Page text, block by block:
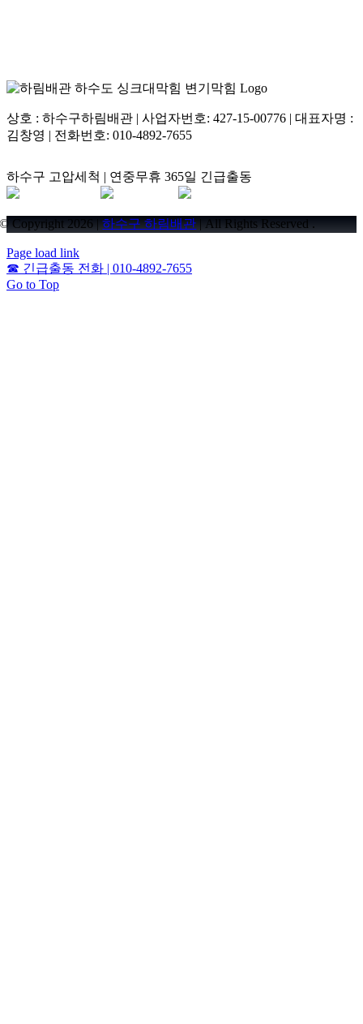
상호 : 하수구하림배관 | 사업자번호: 427-15-00776 | 대표자명 :
김창영 | 전화번호: 010-4892-7655
하수구 고압세척 | 연중무휴 365일 긴급출동
© Copyright 2026 |하수구 하림배관 | All Rights Reserved .
Page load link
☎ 긴급출동 전화 | 010-4892-7655
Go to Top